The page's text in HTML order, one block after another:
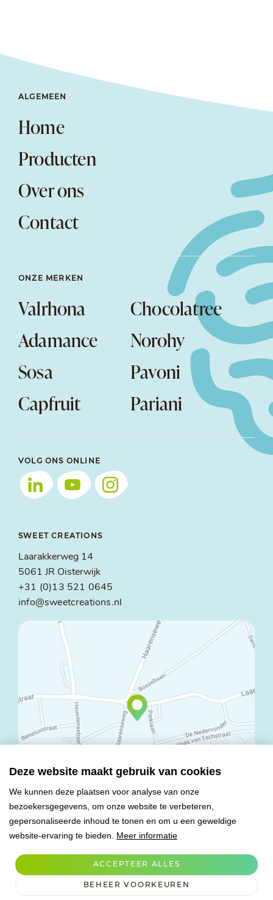
Deze website maakt gebruik van cookies
We kunnen deze plaatsen voor analyse van onze
bezoekersgegevens, om onze website te verbeteren,
gepersonaliseerde inhoud te tonen en om u een geweldige
website-ervaring te bieden. Meer informatie
BEHEER VOORKEUREN
ACCEPTEER ALLES
ALGEMEEN
Home
Producten
Over ons
Contact
ONZE MERKEN
Valrhona
Chocolatree
Adamance
Norohy
Sosa
Pavoni
Capfruit
Pariani
VOLG ONS ONLINE
SWEET CREATIONS
Laarakkerweg 14
5061 JR Oisterwijk
+31 (0)13 521 0645
info@sweetcreations.nl
© Copyright 2026 Mareco Sweet Creations BV
Alle rechten voorbehouden
Verwerkersovereenkomst